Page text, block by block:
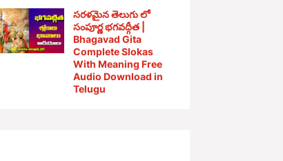
సరళమైన తెలుగు లో
సంపూర్ణ భగవద్గీత |
Bhagavad Gita
Complete Slokas
With Meaning Free
Audio Download in
Telugu